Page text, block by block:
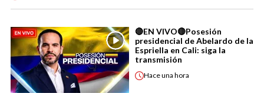
🔴EN VIVO🔴Posesión
presidencial de Abelardo de la
Espriella en Cali: siga la
transmisión
Haceuna hora